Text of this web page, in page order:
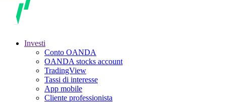
Investi
Conto OANDA
OANDA stocks account
TradingView
Tassi di interesse
App mobile
Cliente professionista